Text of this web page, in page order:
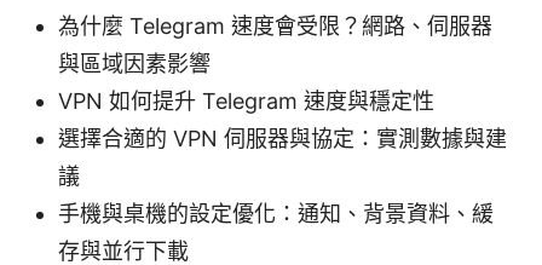
為什麼 Telegram 速度會受限？網路、伺服器
與區域因素影響
VPN 如何提升 Telegram 速度與穩定性
選擇合適的 VPN 伺服器與協定：實測數據與建
議
手機與桌機的設定優化：通知、背景資料、緩
存與並行下載